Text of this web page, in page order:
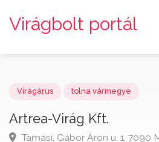
Virágbolt portál
Artrea-Virág Kft.